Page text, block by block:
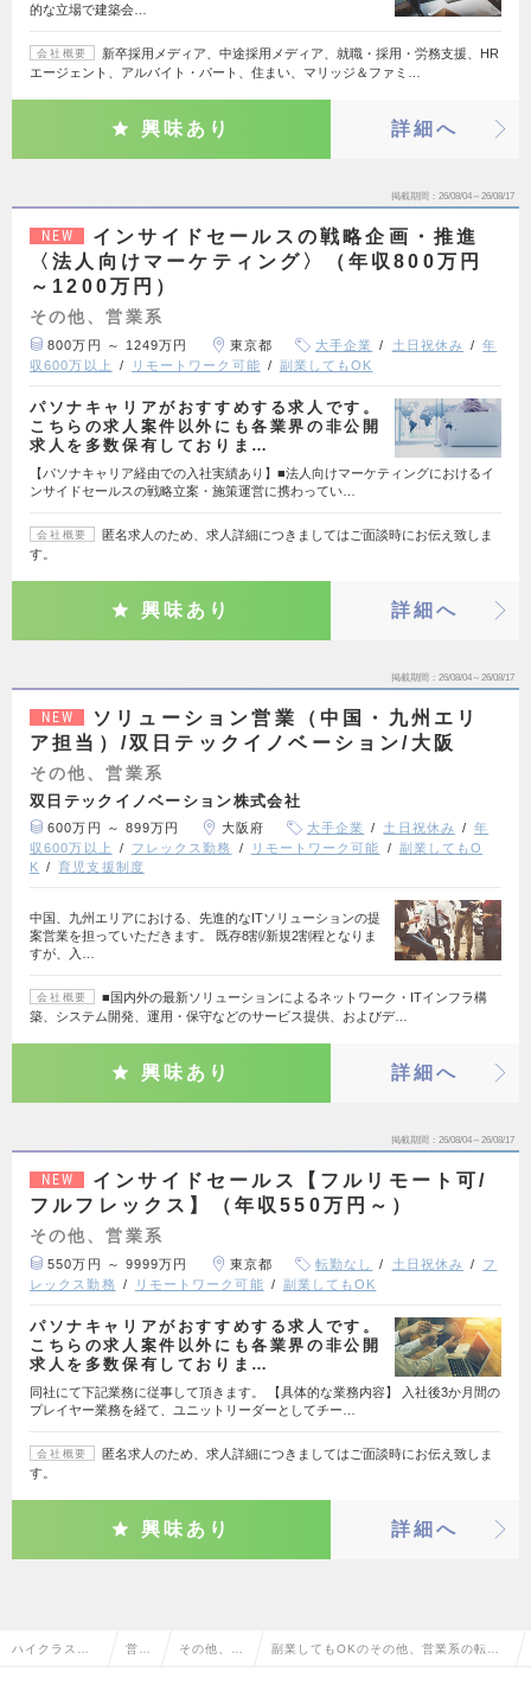
的な立場で建築会…
会社概要
新卒採用メディア、中途採用メディア、就職・採用・労務支援、HR
エージェント、アルバイト・パート、住まい、マリッジ＆ファミ…
興味あり 詳細へ
掲載期間 26/08/04～26/08/17
NEW
インサイドセールスの戦略企画・推進
〈法人向けマーケティング〉（年収800万円
～1200万円）
その他、営業系
800万円 ～ 1249万円 東京都 大手企業 土日祝休み
年
収600万以上
リモートワーク可能 副業してもOK
パソナキャリアがおすすめする求人です。
こちらの求人案件以外にも各業界の非公開
求人を多数保有しておりま…
【パソナキャリア経由での入社実績あり】■法人向けマーケティングにおけるイ
ンサイドセールスの戦略立案・施策運営に携わってい…
会社概要
匿名求人のため、求人詳細につきましてはご面談時にお伝え致しま
す。
興味あり 詳細へ
掲載期間 26/08/04～26/08/17
NEW
ソリューション営業（中国・九州エリ
ア担当）/双日テックイノベーション/大阪
その他、営業系
双日テックイノベーション株式会社
600万円 ～ 899万円 大阪府 大手企業 土日祝休み
年
収600万以上
フレックス勤務 リモートワーク可能
副業してもO
K
育児支援制度
中国、九州エリアにおける、先進的なITソリューションの提
案営業を担っていただきます。 既存8割/新規2割程となりま
すが、入…
会社概要
■国内外の最新ソリューションによるネットワーク・ITインフラ構
築、システム開発、​運用・保守などのサービス提供、およびデ…
興味あり 詳細へ
掲載期間 26/08/04～26/08/17
NEW
インサイドセールス【フルリモート可/
フルフレックス】（年収550万円～）
その他、営業系
550万円 ～ 9999万円 東京都 転勤なし 土日祝休み
フ
レックス勤務
リモートワーク可能 副業してもOK
パソナキャリアがおすすめする求人です。
こちらの求人案件以外にも各業界の非公開
求人を多数保有しておりま…
同社にて下記業務に従事して頂きます。 【具体的な業務内容】 入社後3か月間の
プレイヤー業務を経て、ユニットリーダーとしてチー…
会社概要
匿名求人のため、求人詳細につきましてはご面談時にお伝え致しま
す。
興味あり 詳細へ
ハイクラス求 営業 その他、営 副業してもOKのその他、営業系の転